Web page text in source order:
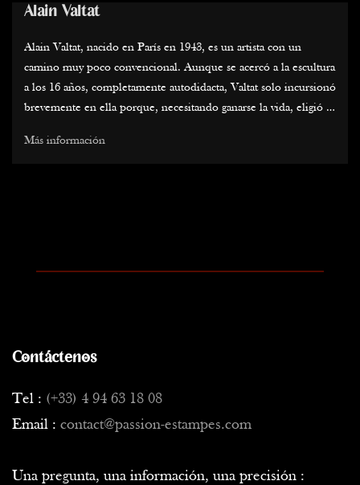
Alain Valtat
Alain Valtat, nacido en París en 1943, es un artista con un
camino muy poco convencional. Aunque se acercó a la escultura
a los 16 años, completamente autodidacta, Valtat solo incursionó
brevemente en ella porque, necesitando ganarse la vida, eligió la
la KGB, será sometido a interrogatorios muy psicológicos por
Continúa sus viajes fotográficos por un mundo en conflicto hasta
de la pintura, que se convierte en arte plástico con la aparición
Más información
Contáctenos
Tel : (+33) 4 94 63 18 08
Email : contact@passion-estampes.com
Una pregunta, una información, una precisión :